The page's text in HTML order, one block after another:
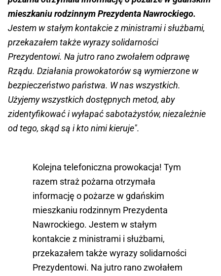
mieszkaniu rodzinnym Prezydenta Nawrockiego.
Jestem w stałym kontakcie z ministrami i służbami,
przekazałem także wyrazy solidarności
Prezydentowi. Na jutro rano zwołałem odprawę
Rządu. Działania prowokatorów są wymierzone w
bezpieczeństwo państwa. W nas wszystkich.
Użyjemy wszystkich dostępnych metod, aby
zidentyfikować i wyłapać sabotażystów, niezależnie
od tego, skąd są i kto nimi kieruje".
Kolejna telefoniczna prowokacja! Tym
razem straż pożarna otrzymała
informację o pożarze w gdańskim
mieszkaniu rodzinnym Prezydenta
Nawrockiego. Jestem w stałym
kontakcie z ministrami i służbami,
przekazałem także wyrazy solidarności
Prezydentowi. Na jutro rano zwołałem